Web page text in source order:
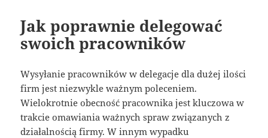
Jak poprawnie delegować
swoich pracowników
Wysyłanie pracowników w delegacje dla dużej ilości
firm jest niezwykle ważnym poleceniem.
Wielokrotnie obecność pracownika jest kluczowa w
trakcie omawiania ważnych spraw związanych z
działalnością firmy. W innym wypadku